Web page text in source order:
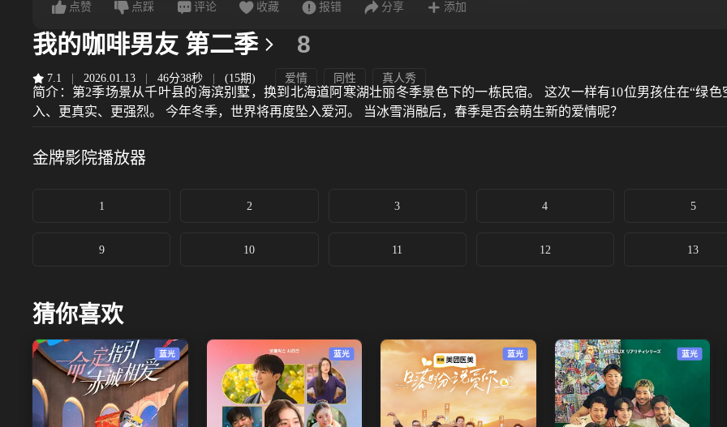
点赞 点踩 评论 收藏 报错 分享 添加
我的咖啡男友 第二季 更多信息
8
7.1 2026.01.13 46分38秒 (15期) 爱情 同性 真人秀
简介： 第2季场景从千叶县的海滨别墅，换到北海道阿寒湖壮丽冬季景色下的一栋民宿。 这次一样有10位男孩住在“绿
入、更真实、更强烈。 今年冬季，世界将再度坠入爱河。 当冰雪消融后，春季是否会萌生新的爱情呢？
金牌影院播放器
1 2 3 4 5
9 10 11 12 13
猜你喜欢
蓝光 蓝光 蓝光 蓝光